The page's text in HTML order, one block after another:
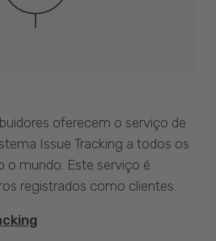
oferecem o serviço de
Issue Tracking a todos os
o mundo. Este serviço é
registrados como clientes.